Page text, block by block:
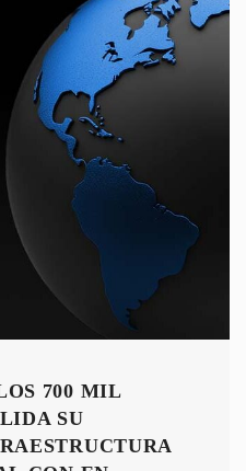
700 MIL
SU